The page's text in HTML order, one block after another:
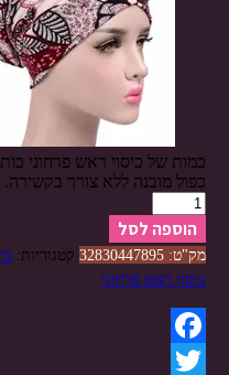
כמות של כיסוי ראש פרחוני
כפול מובנה ללא צורך בקשירה. 6 צבעים לבחירה.
הוספה לסל
מק"ט: 32830447895 קטגוריות:
כיסוי ראש פרחוני
Facebook